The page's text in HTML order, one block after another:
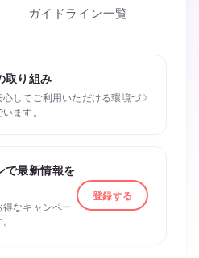
ガイドライン一覧
取り組み
してご利用いただける環境づ
ます。
›
で最新情報を
なキャンペー
登録する